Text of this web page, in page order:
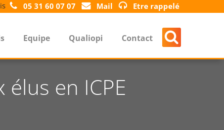
05 31 60 07 07 Mail Etre rappelé
Equipe Qualiopi Contact
élus en ICPE